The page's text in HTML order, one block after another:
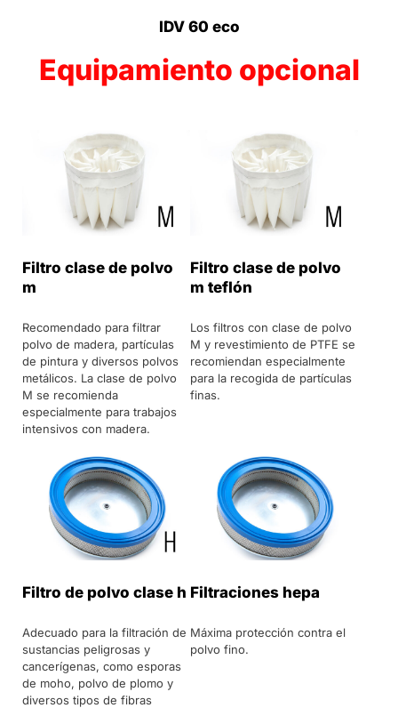
IDV 60 eco
Equipamiento opcional
Filtro clase de polvo
m
Recomendado para filtrar
polvo de madera, partículas
de pintura y diversos polvos
metálicos. La clase de polvo
M se recomienda
especialmente para trabajos
intensivos con madera.
Filtro clase de polvo
m teflón
Los filtros con clase de polvo
M y revestimiento de PTFE se
recomiendan especialmente
para la recogida de partículas
finas.
Filtro de polvo clase h
Adecuado para la filtración de
sustancias peligrosas y
cancerígenas, como esporas
de moho, polvo de plomo y
diversos tipos de fibras
Filtraciones hepa
Máxima protección contra el
polvo fino.